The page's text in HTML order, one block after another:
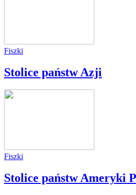
Fiszki
Stolice państw Azji
Fiszki
Stolice państw Ameryki